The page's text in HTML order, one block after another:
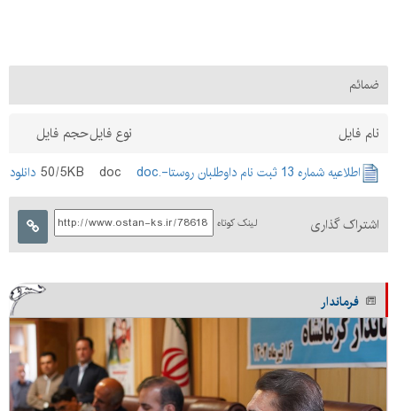
ضمائم
نام فایل نوع فایلحجم فایل
اطلاعیه شماره 13 ثبت نام داوطلبان روستا-.doc doc
50/5KB دانلود
اشتراک گذاری لینک کوتاه
فرماندار